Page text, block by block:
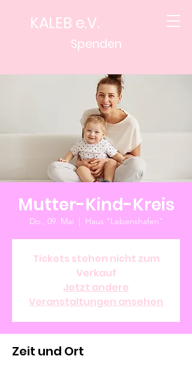
KALEB e.V.
Spenden
Mutter-Kind-Kreis
Do., 09. Mai
  |
Haus "Lebenshafen"
Tickets stehen nicht zum
Verkauf
Jetzt andere
Veranstaltungen ansehen
Zeit und Ort